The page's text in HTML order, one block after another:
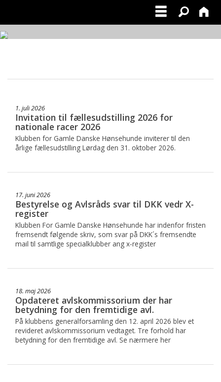
1. juli 2026
Invitation til fællesudstilling 2026 for
nationale racer 2026
Klubben for Gamle Danske Hønsehunde inviterer til den
årlige fællesudstilling Lørdag den 31. oktober 2026.
17. juni 2026
Bestyrelse og Avlsråds svar til DKK vedr X-
register
Klubben For Gamle Danske Hønsehunde har indenfor fristen
fremsendt følgende skriv, som svar på DKK´s fremsendte
mail til samtlige specialklubber ang x-register
18. maj 2026
Opdateret avlskommissorium der har
betydning for den fremtidige avl.
På klubbens generalforsamling den 12. april 2026 blev et
revideret avlskommissorium vedtaget. Tre forhold har
betydning for den fremtidige avl. Se nærmere her